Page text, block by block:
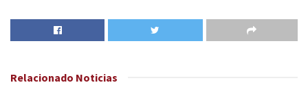
Relacionado Noticias